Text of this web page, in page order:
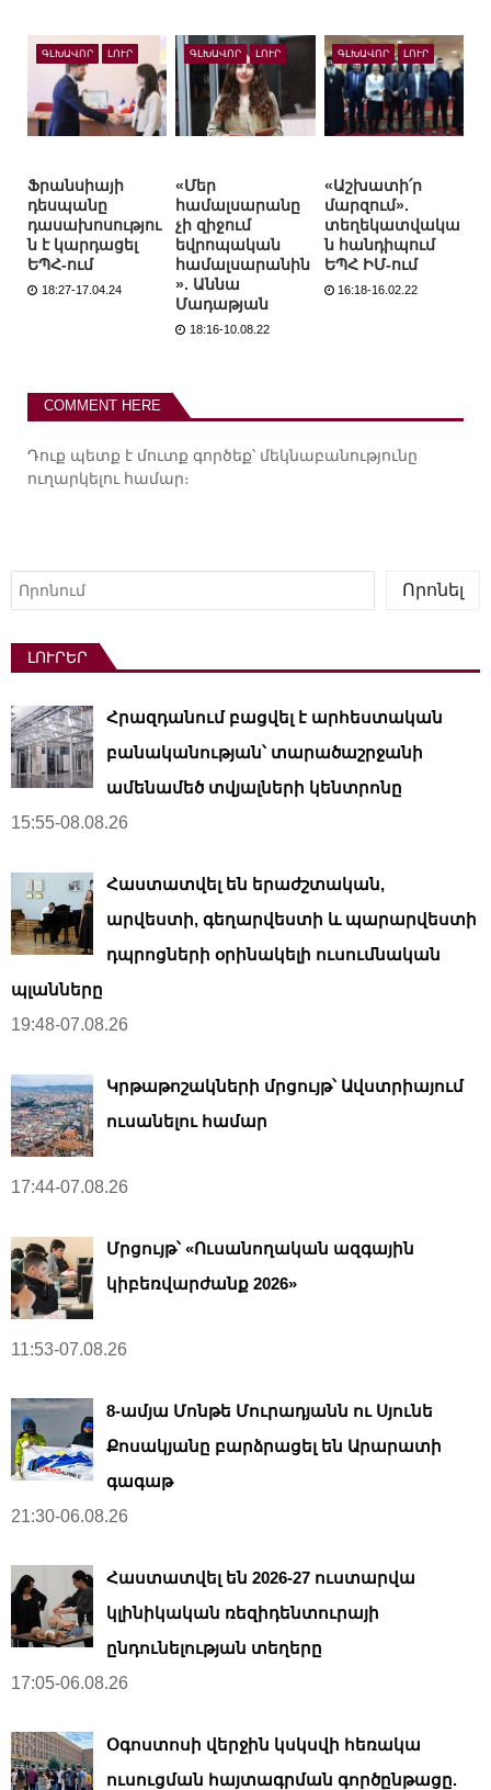
ԳԼԽԱՎՈՐ ԼՈՒՐ
Ֆրանսիայի
դեսպանը
դասախոսությու
ն է կարդացել
ԵՊՀ-ում
18:27-17.04.24
ԳԼԽԱՎՈՐ ԼՈՒՐ
«Մեր
համալսարանը
չի զիջում
եվրոպական
համալսարանին
». Աննա
Մադաթյան
18:16-10.08.22
ԳԼԽԱՎՈՐ ԼՈՒՐ
«Աշխատի՛ր
մարզում».
տեղեկատվակա
ն հանդիպում
ԵՊՀ ԻՄ-ում
16:18-16.02.22
COMMENT HERE
Դուք պետք է մուտք գործեք՝ մեկնաբանությունը
ուղարկելու համար։
Որոնել
Որոնել
ԼՈՒՐԵՐ
Հրազդանում բացվել է արհեստական ​​
բանականության՝ տարածաշրջանի
ամենամեծ տվյալների կենտրոնը
15:55-08.08.26
Հաստատվել են երաժշտական,
արվեստի, գեղարվեստի և պարարվեստի
դպրոցների օրինակելի ուսումնական
պլանները
19:48-07.08.26
Կրթաթոշակների մրցույթ՝ Ավստրիայում
ուսանելու համար
17:44-07.08.26
Մրցույթ՝ «Ուսանողական ազգային
կիբեռվարժանք 2026»
11:53-07.08.26
8-ամյա Մոնթե Մուրադյանն ու Սյունե
Քոսակյանը բարձրացել են Արարատի
գագաթ
21:30-06.08.26
Հաստատվել են 2026-27 ուստարվա
կլինիկական ռեզիդենտուրայի
ընդունելության տեղերը
17:05-06.08.26
Օգոստոսի վերջին կսկսվի հեռակա
ուսուցման հայտագրման գործընթացը.